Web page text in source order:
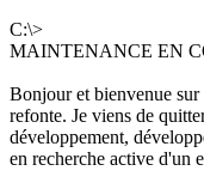
C:\>
MAINTENANCE EN
Bonjour et bienvenue
refonte. Je viens de
développement,
en recherche active d'un